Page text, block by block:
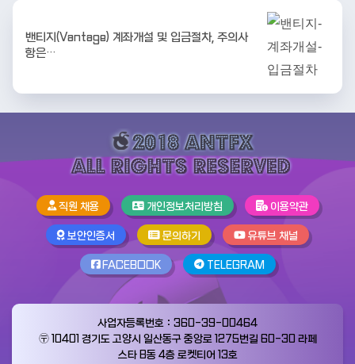
밴티지(Vantage) 계좌개설 및 입금절차, 주의사
항은…
직원 채용 개인정보처리방침 이용약관
보안인증서 문의하기 유튜브 채널
FACEBOOK TELEGRAM
사업자등록번호：360-39-00464
〶 10401 경기도 고양시 일산동구 중앙로 1275번길 60-30 라페
스타 B동 4층 로켓티어 13호